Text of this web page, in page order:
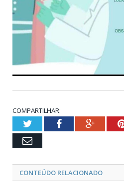
COMPARTILHAR:
TwitterFacebook
Email
CONTEÚDO RELACIONADO